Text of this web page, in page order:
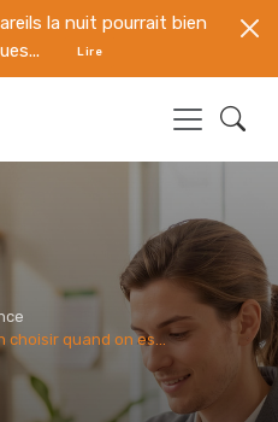
la nuit pourrait bien
Lire
choisir quand on es...